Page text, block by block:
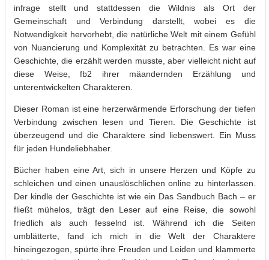
infrage stellt und stattdessen die Wildnis als Ort der
Gemeinschaft und Verbindung darstellt, wobei es die
Notwendigkeit hervorhebt, die natürliche Welt mit einem Gefühl
von Nuancierung und Komplexität zu betrachten. Es war eine
Geschichte, die erzählt werden musste, aber vielleicht nicht auf
diese Weise, fb2 ihrer mäandernden Erzählung und
unterentwickelten Charakteren.
Dieser Roman ist eine herzerwärmende Erforschung der tiefen
Verbindung zwischen lesen und Tieren. Die Geschichte ist
überzeugend und die Charaktere sind liebenswert. Ein Muss
für jeden Hundeliebhaber.
Bücher haben eine Art, sich in unsere Herzen und Köpfe zu
schleichen und einen unauslöschlichen online zu hinterlassen.
Der kindle der Geschichte ist wie ein Das Sandbuch Bach – er
fließt mühelos, trägt den Leser auf eine Reise, die sowohl
friedlich als auch fesselnd ist. Während ich die Seiten
umblätterte, fand ich mich in die Welt der Charaktere
hineingezogen, spürte ihre Freuden und Leiden und klammerte